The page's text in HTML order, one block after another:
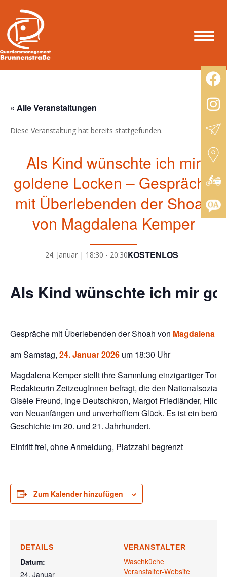
« Alle Veranstaltungen
Diese Veranstaltung hat bereits stattgefunden.
Als Kind wünschte ich mir
goldene Locken – Gespräche
mit Überlebenden der Shoah
von Magdalena Kemper
24. Januar | 18:30 - 20:30KOSTENLOS
Als Kind wünschte ich mir
Gespräche mit Überlebenden der Shoah von Magdalena
am Samstag, 24. Januar 2026 um 18:30 Uhr
Magdalena Kemper stellt ihre Sammlung einzigartiger
Redakteurin ZeitzeugInnen befragt, die den
Gisèle Freund, Inge Deutschkron, Margot Friedländer,
von Neuanfängen und unverhofftem Glück. Es ist ein
Geschichte im 20. und 21. Jahrhundert.
Eintritt frei, ohne Anmeldung, Platzzahl begrenzt
Zum Kalender hinzufügen
DETAILS
Datum:
24. Januar
VERANSTALTER
Waschküche
Veranstalter-Website